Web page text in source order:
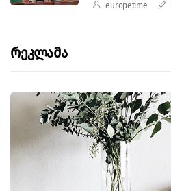
europetime
Რეკლამა